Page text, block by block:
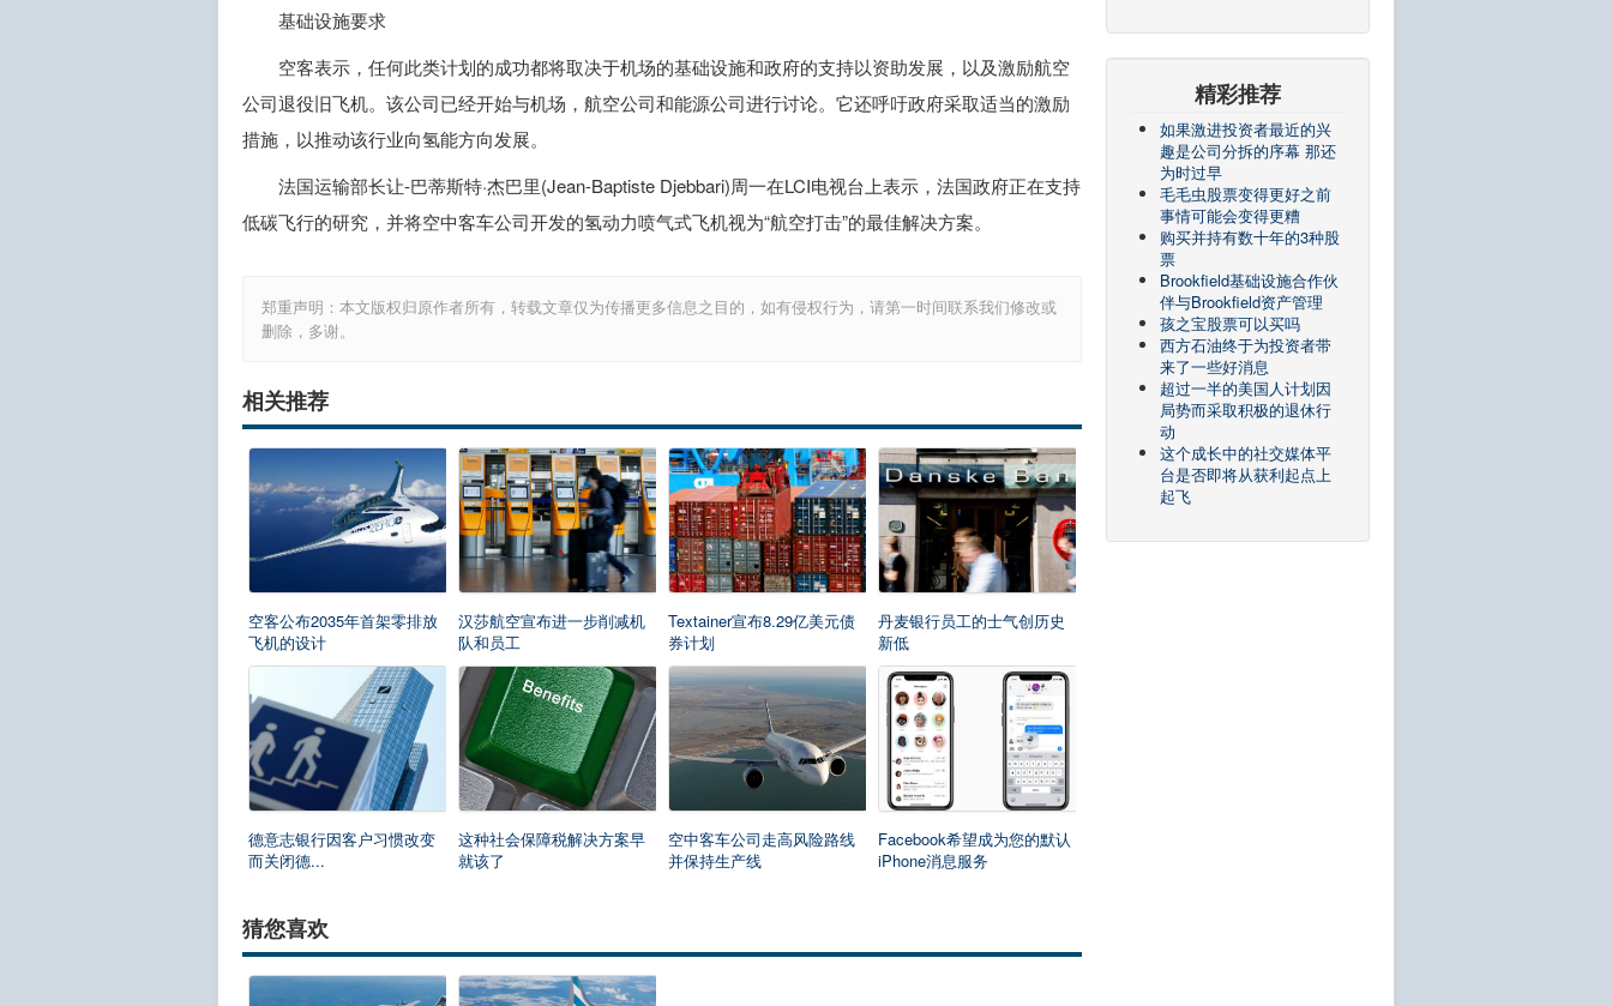
基础设施要求
空客表示，任何此类计划的成功都将取决于机场的基础设施和政府的支持以资助发展，以及激励航空
公司退役旧飞机。该公司已经开始与机场，航空公司和能源公司进行讨论。它还呼吁政府采取适当的激励
措施，以推动该行业向氢能方向发展。
法国运输部长让-巴蒂斯特·杰巴里(Jean-Baptiste Djebbari)周一在LCI电视台上表示，法国政府正在支持
低碳飞行的研究，并将空中客车公司开发的氢动力喷气式飞机视为“航空打击”的最佳解决方案。
郑重声明：本文版权归原作者所有，转载文章仅为传播更多信息之目的，如有侵权行为，请第一时间联系我们修改或
删除，多谢。
相关推荐
空客公布2035年首架零排放
飞机的设计
汉莎航空宣布进一步削减机
队和员工
Textainer宣布8.29亿美元债
券计划
丹麦银行员工的士气创历史
新低
德意志银行因客户习惯改变
而关闭德...
这种社会保障税解决方案早
就该了
空中客车公司走高风险路线
并保持生产线
Facebook希望成为您的默认
iPhone消息服务
猜您喜欢
精彩推荐
如果激进投资者最近的兴
趣是公司分拆的序幕 那还
为时过早
毛毛虫股票变得更好之前
事情可能会变得更糟
购买并持有数十年的3种股
票
Brookfield基础设施合作伙
伴与Brookfield资产管理
孩之宝股票可以买吗
西方石油终于为投资者带
来了一些好消息
超过一半的美国人计划因
局势而采取积极的退休行
动
这个成长中的社交媒体平
台是否即将从获利起点上
起飞